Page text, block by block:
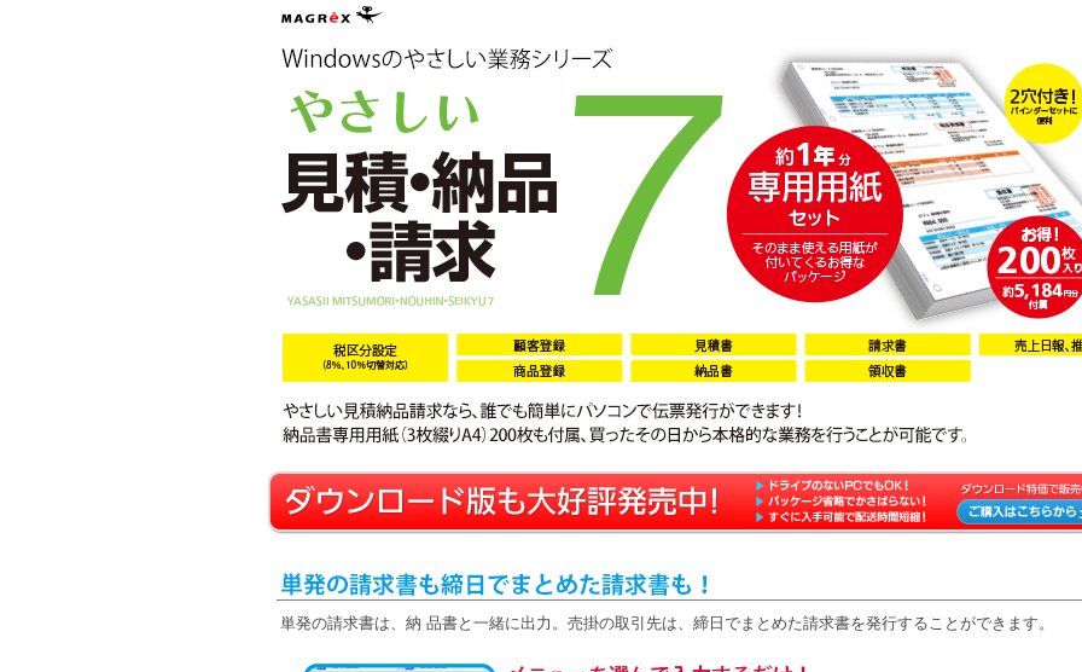
単発の請求書は、納 品書と一緒に出力。売掛の取引先は、締日でまとめた請求書を発行することができます。